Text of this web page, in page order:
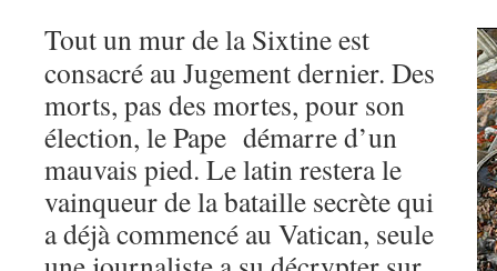
Tout un mur de la Sixtine est
consacré au Jugement dernier. Des
morts, pas des mortes, pour son
élection, le Pape démarre d’un
mauvais pied. Le latin restera le
vainqueur de la bataille secrète qui
a déjà commencé au Vatican, seule